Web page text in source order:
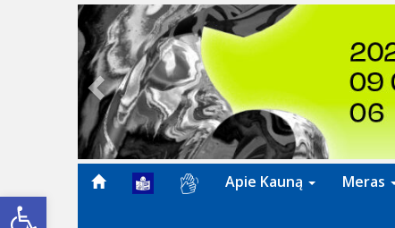
Open toolbar
Previous
Apie Kauną Meras